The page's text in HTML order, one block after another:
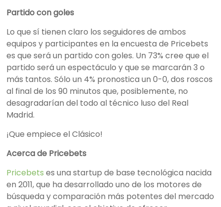
Partido con goles
Lo que sí tienen claro los seguidores de ambos
equipos y participantes en la encuesta de Pricebets
es que será un partido con goles. Un 73% cree que el
partido será un espectáculo y que se marcarán 3 o
más tantos. Sólo un 4% pronostica un 0-0, dos roscos
al final de los 90 minutos que, posiblemente, no
desagradarían del todo al técnico luso del Real
Madrid.
¡Que empiece el Clásico!
Acerca de Pricebets
Pricebets es una startup de base tecnológica nacida
en 2011, que ha desarrollado uno de los motores de
búsqueda y comparación más potentes del mercado